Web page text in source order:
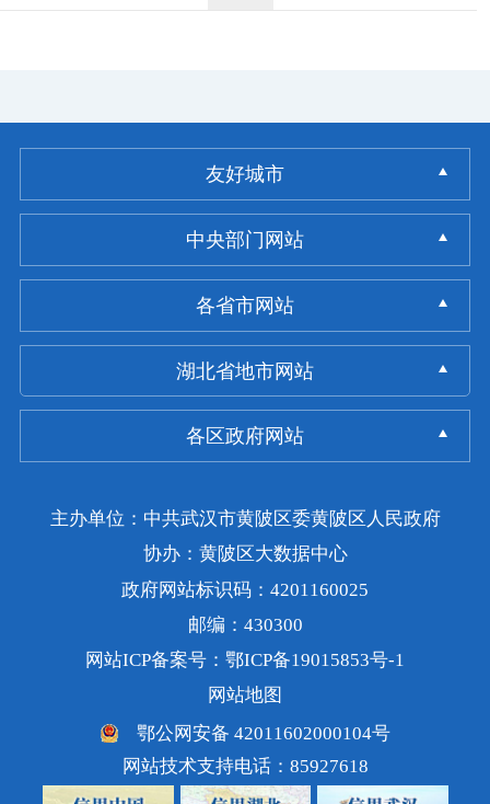
友好城市
中央部门网站
各省市网站
湖北省地市网站
各区政府网站
主办单位：中共武汉市黄陂区委黄陂区人民政府
协办：黄陂区大数据中心
政府网站标识码：4201160025
邮编：430300
网站ICP备案号：鄂ICP备19015853号-1
网站地图
鄂公网安备 42011602000104号
网站技术支持电话：85927618